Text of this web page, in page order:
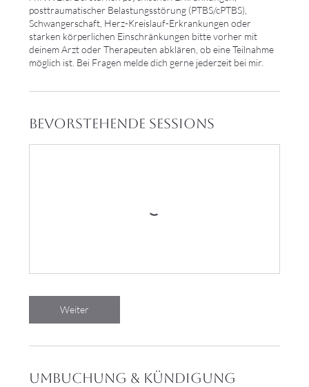
posttraumatischer Belastungsstörung (PTBS/cPTBS),
Schwangerschaft, Herz-Kreislauf-Erkrankungen oder
starken körperlichen Einschränkungen bitte vorher mit
deinem Arzt oder Therapeuten abklären, ob eine Teilnahme
möglich ist. Bei Fragen melde dich gerne jederzeit bei mir.
Bevorstehende Sessions
Weiter
Umbuchung & Kündigung